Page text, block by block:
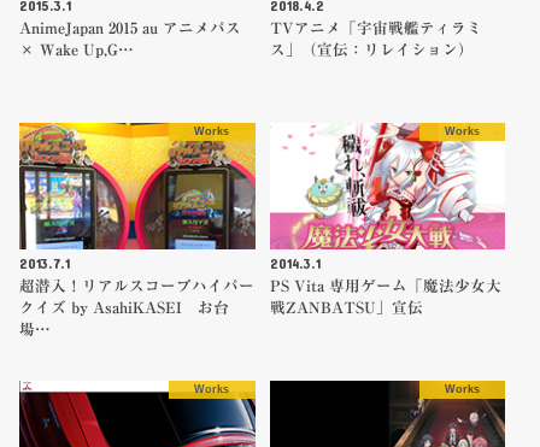
2015.3.1
AnimeJapan 2015 au アニメパス
× Wake Up,G…
2018.4.2
TVアニメ「宇宙戦艦ティラミ
ス」（宣伝：リレイション）
Works
2013.7.1
超潜入！リアルスコープハイパー
クイズ by AsahiKASEI お台
場…
Works
2014.3.1
PS Vita 専用ゲーム「魔法少女大
戦ZANBATSU」宣伝
Works Works